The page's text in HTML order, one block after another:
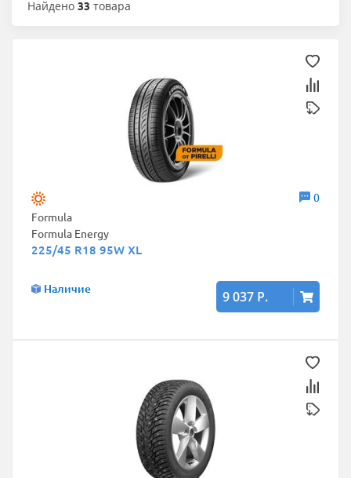
Найдено 33 товара
0
Formula
Formula Energy
225/45 R18 95W XL
Наличие 9 037 Р.